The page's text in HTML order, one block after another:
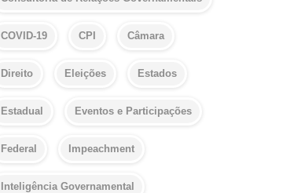
COVID-19 CPI Câmara
Direito Eleições Estados
Estadual Eventos e Participações
Federal Impeachment
Inteligência Governamental